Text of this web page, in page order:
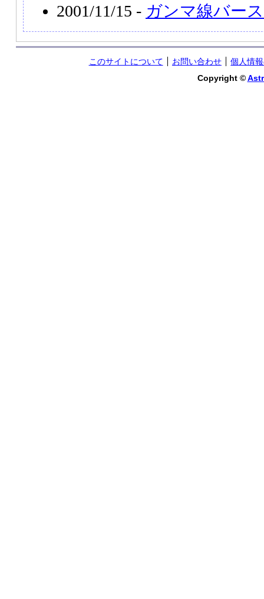
2001/11/15 - ガンマ線バー
このサイトについて お問い合わせ
個人情
Copyright ©